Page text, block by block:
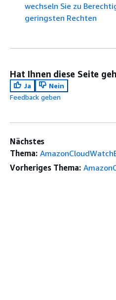
wechseln Sie zu
geringsten Rechten
Hat Ihnen diese Seite
Ja
Nein
Feedback geben
Nächstes
Thema:
Vorheriges Thema: